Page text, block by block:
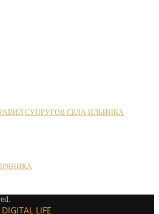
СУПРУГОВ СЕЛА ИЛЬИНКА
DIGITAL LIFE